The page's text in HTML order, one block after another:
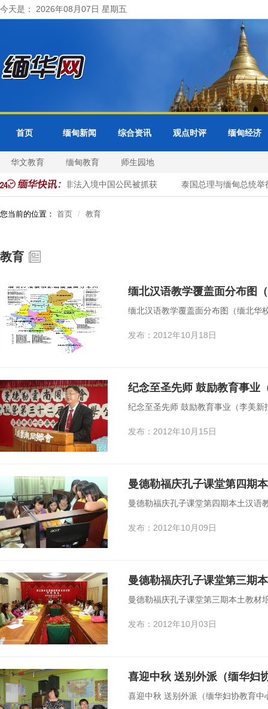
今天是： 2026年08月07日 星期五
首页 缅甸新闻 综合资讯 观点时评 缅甸经济
华文教育 缅甸教育 师生园地
网行动 41名非法入境中国公民被抓获 泰国总理与缅甸总统举
您当前的位置： 首页 教育
教育
缅北汉语教学覆盖面分布图（缅北华
发布：2012年10月18日
纪念至圣先师 鼓励教育事业
纪念至圣先师 鼓励教育事业（李美新
发布：2012年10月15日
曼德勒福庆孔子课堂第四期
曼德勒福庆孔子课堂第四期本土汉语
发布：2012年10月09日
曼德勒福庆孔子课堂第三期
曼德勒福庆孔子课堂第三期本土教材
发布：2012年10月03日
喜迎中秋 送别外派（缅华妇
喜迎中秋 送别外派（缅华妇协教育中